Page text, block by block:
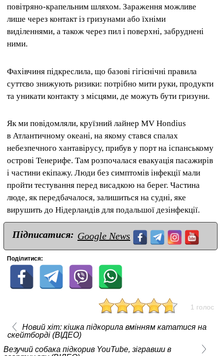
повітряно-крапельним шляхом. Зараження можливе
лише через контакт із гризунами або їхніми
виділеннями, а також через пил і поверхні, забруднені
ними.
Фахівчиня підкреслила, що базові гігієнічні правила
суттєво знижують ризики: потрібно мити руки, продукти
та уникати контакту з місцями, де можуть бути гризуни.
Як ми повідомляли, круїзний лайнер MV Hondius
в Атлантичному океані, на якому стався спалах
небезпечного хантавірусу, прибув у порт на іспанському
острові Тенерифе. Там розпочалася евакуація пасажирів
і частини екіпажу. Люди без симптомів інфекції мали
пройти тестування перед висадкою на берег. Частина
люде, як передбачалося, залишиться на судні, яке
вирушить до Нідерландів для подальшої дезінфекції.
Підписатися: Google News
Поділитися:
1 голос
Новий хіт: кішка підкорила вмінням кататися на
скейтборді (ВІДЕО)
Везучий собака підкорив YouTube, зігравши в